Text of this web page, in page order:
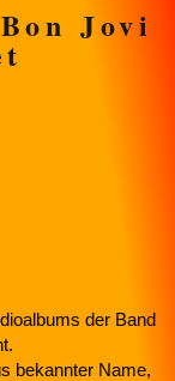
Jovi
der Band
bekannter Name,